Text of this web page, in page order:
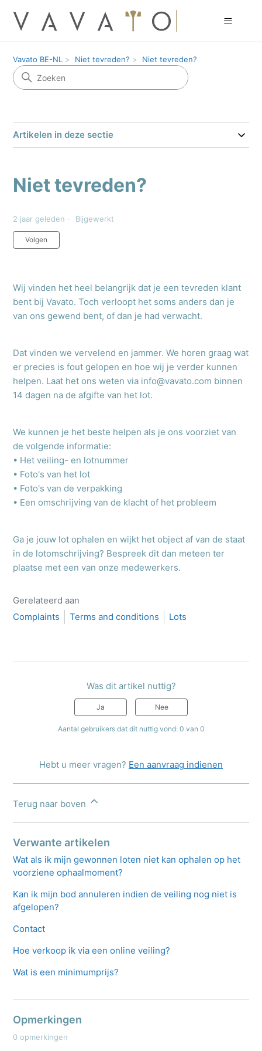
Vavato BE-NL Niet tevreden? Niet tevreden?
Artikelen in deze sectie
Niet tevreden?
2 jaar geleden Bijgewerkt
Volgen
Wij vinden het heel belangrijk dat je een tevreden klant
bent bij Vavato. Toch verloopt het soms anders dan je
van ons gewend bent, of dan je had verwacht.
Dat vinden we vervelend en jammer. We horen graag wat
er precies is fout gelopen en hoe wij je verder kunnen
helpen. Laat het ons weten via info@vavato.com binnen
14 dagen na de afgifte van het lot.
We kunnen je het beste helpen als je ons voorziet van
de volgende informatie:
• Het veiling- en lotnummer
• Foto's van het lot
• Foto's van de verpakking
• Een omschrijving van de klacht of het probleem
Ga je jouw lot ophalen en wijkt het object af van de staat
in de lotomschrijving? Bespreek dit dan meteen ter
plaatse met een van onze medewerkers.
Gerelateerd aan
Complaints
Terms and conditions Lots
Was dit artikel nuttig?
Ja Nee
Aantal gebruikers dat dit nuttig vond: 0 van 0
Hebt u meer vragen? Een aanvraag indienen
Terug naar boven
Verwante artikelen
Wat als ik mijn gewonnen loten niet kan ophalen op het
voorziene ophaalmoment?
Kan ik mijn bod annuleren indien de veiling nog niet is
afgelopen?
Contact
Hoe verkoop ik via een online veiling?
Wat is een minimumprijs?
Opmerkingen
0 opmerkingen